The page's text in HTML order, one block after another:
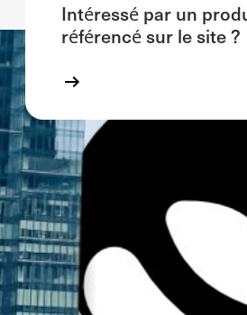
Intéressé par un
référencé sur le site ?